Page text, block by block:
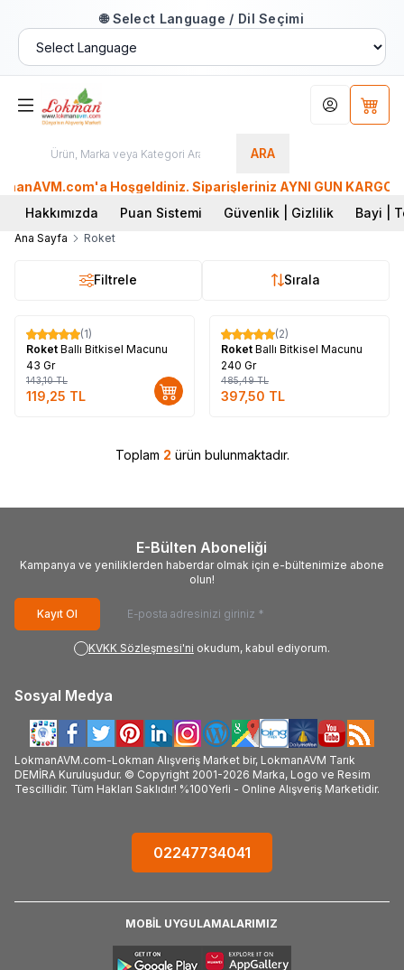
🌐 Select Language / Dil Seçimi
ARA
Hesabım
Hoşgeldiniz. Siparişleriniz AYNI GÜN
Hakkımızda
Puan Sistemi Güvenlik | Gizlilik Bayi |
Ana Sayfa Roket
Filtrele Sırala
%17
(1)
Roket Ballı Bitkisel Macunu
43 Gr
143,10TL
119,25 TL
%18
(2)
Roket Ballı Bitkisel Macunu
240 Gr
485,49TL
397,50 TL
Toplam 2 ürün bulunmaktadır.
E-Bülten Aboneliği
Kampanya ve yeniliklerden haberdar olmak için e-bültenimize abone
olun!
Kayıt Ol
KVKK Sözleşmesi'ni okudum, kabul ediyorum.
Sosyal Medya
LokmanAVM.com-Lokman Alışveriş Market bir, LokmanAVM Tarık
DEMİRA Kuruluşudur. © Copyright 2001-2026 Marka, Logo ve Resim
Tescillidir. Tüm Hakları Saklıdır! %100Yerli - Online Alışveriş Marketidir.
02247734041
MOBİL UYGULAMALARIMIZ